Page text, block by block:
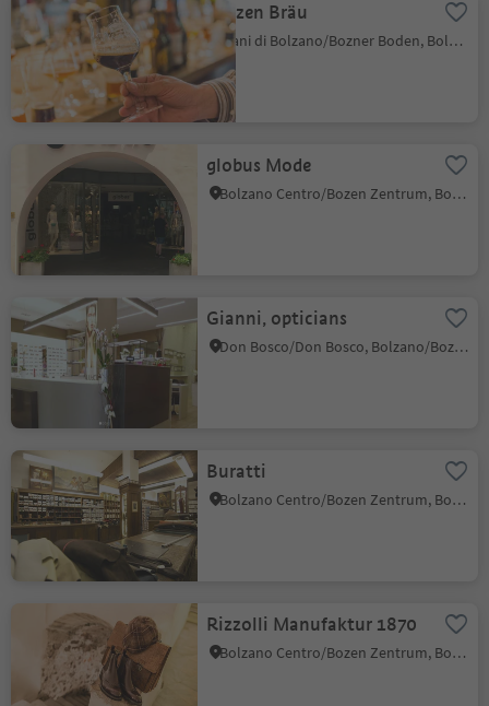
Batzen Bräu
Piani di Bolzano/Bozner Boden, Bolzano/Bozen, Bolzano/Bozen and environs
globus Mode
Bolzano Centro/Bozen Zentrum, Bolzano/Bozen, Bolzano/Bozen and environs
Gianni, opticians
Don Bosco/Don Bosco, Bolzano/Bozen, Bolzano/Bozen and environs
Buratti
Bolzano Centro/Bozen Zentrum, Bolzano/Bozen, Bolzano/Bozen and environs
Rizzolli Manufaktur 1870
Bolzano Centro/Bozen Zentrum, Bolzano/Bozen, Bolzano/Bozen and environs